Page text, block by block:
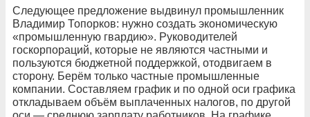
Следующее предложение выдвинул промышленник
Владимир Топорков: нужно создать экономическую
«промышленную гвардию». Руководителей
госкорпораций, которые не являются частными и
пользуются бюджетной поддержкой, отодвигаем в
сторону. Берём только частные промышленные
компании. Составляем график и по одной оси графика
откладываем объём выплаченных налогов, по другой